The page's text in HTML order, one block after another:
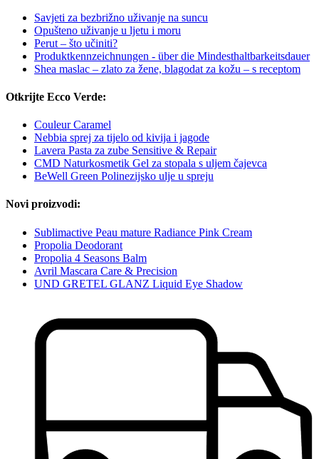
Savjeti za bezbrižno uživanje na suncu
Opušteno uživanje u ljetu i moru
Perut – što učiniti?
Produktkennzeichnungen - über die Mindesthaltbarkeitsdauer
Shea maslac – zlato za žene, blagodat za kožu – s receptom
Otkrijte Ecco Verde:
Couleur Caramel
Nebbia sprej za tijelo od kivija i jagode
Lavera Pasta za zube Sensitive & Repair
CMD Naturkosmetik Gel za stopala s uljem čajevca
BeWell Green Polinezijsko ulje u spreju
Novi proizvodi:
Sublimactive Peau mature Radiance Pink Cream
Propolia Deodorant
Propolia 4 Seasons Balm
Avril Mascara Care & Precision
UND GRETEL GLANZ Liquid Eye Shadow